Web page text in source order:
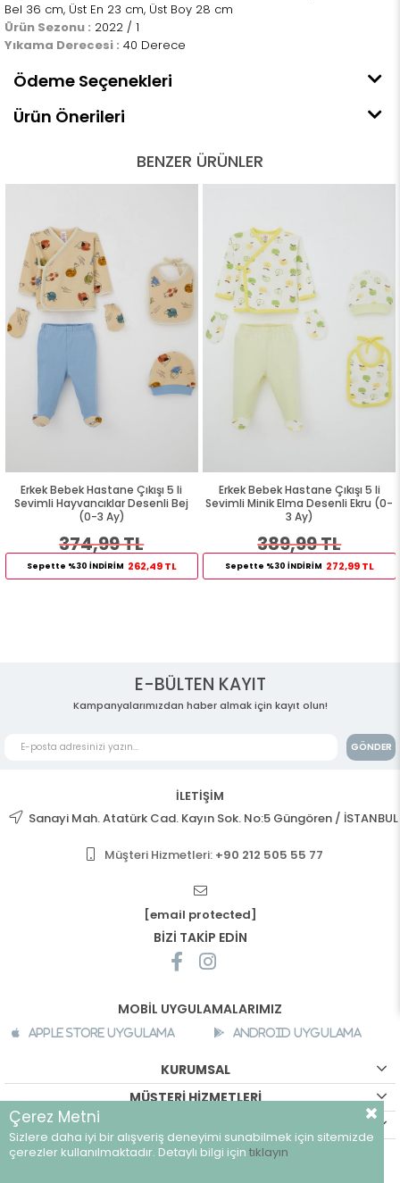
Bel 36 cm, Üst En 23 cm, Üst Boy 28 cm
Ürün Sezonu : 2022 / 1
Yıkama Derecesi : 40 Derece
Ödeme Seçenekleri
Ürün Önerileri
BENZER ÜRÜNLER
Erkek Bebek Hastane Çıkışı 5 li
Sevimli Hayvancıklar Desenli Bej
(0-3 Ay)
374,99 TL
Sepette %30 İNDİRİM 262,49 TL
Erkek Bebek Hastane Çıkışı 5 li
Sevimli Minik Elma Desenli Ekru (0-
3 Ay)
389,99 TL
Sepette %30 İNDİRİM 272,99 TL
E-BÜLTEN KAYIT
Kampanyalarımızdan haber almak için kayıt olun!
GÖNDER
İLETİŞİM
Sanayi Mah. Atatürk Cad. Kayın Sok. No:5 Güngören / İSTANBUL
Müşteri Hizmetleri: +90 212 505 55 77
[email protected]
BİZİ TAKİP EDİN
MOBİL UYGULAMALARIMIZ
Apple Store Uygulama Android Uygulama
KURUMSAL
MÜŞTERİ HİZMETLERİ
©breeze.com.tr - Tüm hakları saklıdır.
Çerez Metni
Sizlere daha iyi bir alışveriş deneyimi sunabilmek için sitemizde
çerezler kullanılmaktadır. Detaylı bilgi için tıklayın